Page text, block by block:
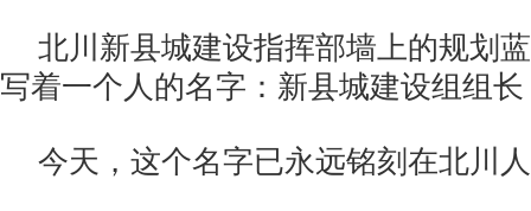
北川新县城建设指挥部墙上的规划
写着一个人的名字：新县城建设组组
今天，这个名字已永远铭刻在北川